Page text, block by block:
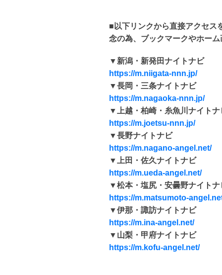
■以下リンクから直接アクセス
念の為、ブックマークやホー
▼新潟・新発田ナイトナビ
https://m.niigata-nnn.jp/
▼長岡・三条ナイトナビ
https://m.nagaoka-nnn.jp/
▼上越・柏崎・糸魚川ナイトナ
https://m.joetsu-nnn.jp/
▼長野ナイトナビ
https://m.nagano-angel.net/
▼上田・佐久ナイトナビ
https://m.ueda-angel.net/
▼松本・塩尻・安曇野ナイトナ
https://m.matsumoto-
▼伊那・諏訪ナイトナビ
https://m.ina-angel.net/
▼山梨・甲府ナイトナビ
https://m.kofu-angel.net/